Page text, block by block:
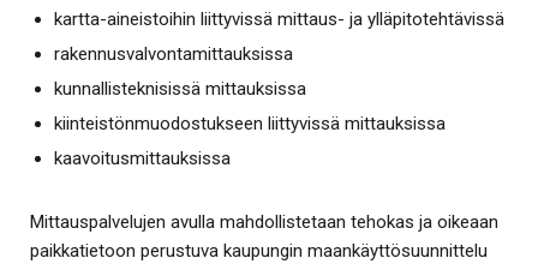
kartta-aineistoihin liittyvissä mittaus- ja ylläpitotehtävissä
rakennusvalvontamittauksissa
kunnallisteknisissä mittauksissa
kiinteistönmuodostukseen liittyvissä mittauksissa
kaavoitusmittauksissa
Mittauspalvelujen avulla mahdollistetaan tehokas ja oikeaan
paikkatietoon perustuva kaupungin maankäyttösuunnittelu